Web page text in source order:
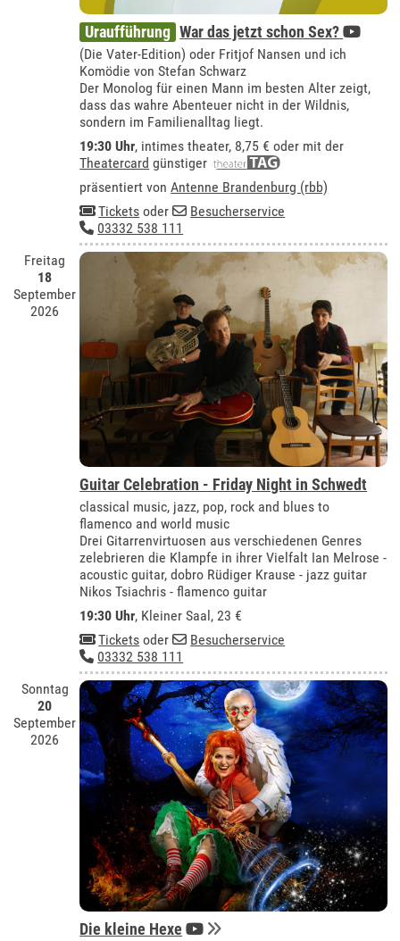
Uraufführung War das jetzt schon Sex?
(Die Vater-Edition) oder Fritjof Nansen und ich
Komödie von Stefan Schwarz
Der Monolog für einen Mann im besten Alter zeigt,
dass das wahre Abenteuer nicht in der Wildnis,
sondern im Familienalltag liegt.
19:30 Uhr, intimes theater, 8,75 € oder mit der
Theatercard günstiger
präsentiert vonAntenne Brandenburg (rbb)
Tickets oder
Besucherservice
03332 538 111
Freitag
18
September
2026
Guitar Celebration - Friday Night in Schwedt
classical music, jazz, pop, rock and blues to
flamenco and world music
Drei Gitarrenvirtuosen aus verschiedenen Genres
zelebrieren die Klampfe in ihrer Vielfalt Ian Melrose -
acoustic guitar, dobro Rüdiger Krause - jazz guitar
Nikos Tsiachris - flamenco guitar
19:30 Uhr, Kleiner Saal , 23 €
Tickets oder
Besucherservice
03332 538 111
Sonntag
20
September
2026
Die kleine Hexe